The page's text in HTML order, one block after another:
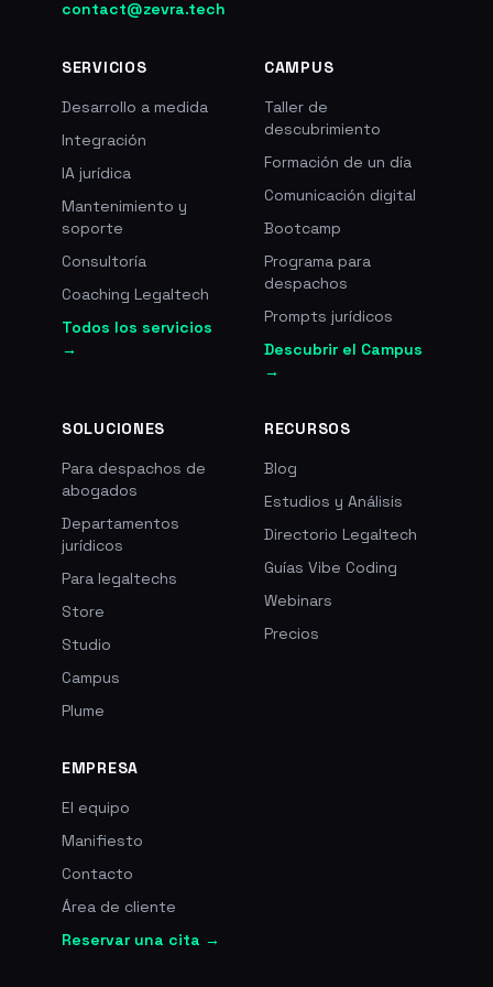
y de consumo en 2019 antes de
ofrece una garantia de
conjunto de sus mediaciones.
Lanzada en enero de 2020,
cofundada por Romain Drosne
(emprendedor desde 1999),
mediador de Justicia inscrito en los
tribunales de apelacion de Lyon y
de Montpellier, mediacion a 36 EUR
IVA incluido, con sello La French
Tech, incubada en Station F
contact@zevra.tech
SERVICIOS
Desarrollo a medida
Integración
IA jurídica
Mantenimiento y
soporte
Consultoría
Coaching Legaltech
Todos los servicios
→
CAMPUS
Taller de
descubrimiento
Formación de un día
Comunicación digital
Bootcamp
Programa para
despachos
Prompts jurídicos
Descubrir el Campus
→
SOLUCIONES
Para despachos de
abogados
Departamentos
jurídicos
Para legaltechs
Store
Studio
Campus
Plume
RECURSOS
Blog
Estudios y Análisis
Directorio Legaltech
Guías Vibe Coding
Webinars
Precios
EMPRESA
El equipo
Manifiesto
Contacto
Área de cliente
Reservar una cita →